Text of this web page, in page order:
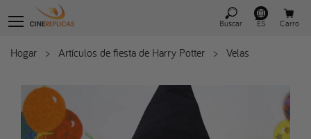
Buscar ES Carro
Hogar > Artículos de fiesta de Harry Potter > Velas